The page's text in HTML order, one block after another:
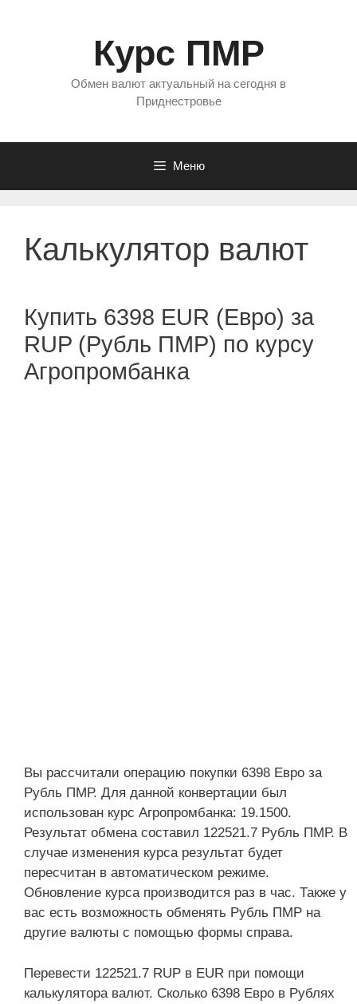
Курс ПМР
Обмен валют актуальный на сегодня в
Приднестровье
Меню
Калькулятор валют
Купить 6398 EUR (Евро) за
RUP (Рубль ПМР) по курсу
Агропромбанка
Вы рассчитали операцию покупки 6398 Евро за
Рубль ПМР. Для данной конвертации был
использован курс Агропромбанка: 19.1500.
Результат обмена составил 122521.7 Рубль ПМР. В
случае изменения курса результат будет
пересчитан в автоматическом режиме.
Обновление курса производится раз в час. Также у
вас есть возможность обменять Рубль ПМР на
другие валюты с помощью формы справа.
Перевести 122521.7 RUP в EUR при помощи
калькулятора валют. Сколько 6398 Евро в Рублях